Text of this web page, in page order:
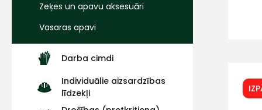
Zeķes un apavu aksesuāri
Vasaras apavi
Darba cimdi
Individuālie aizsardzības
līdzekļi